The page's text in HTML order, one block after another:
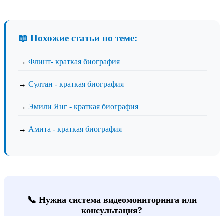
📖 Похожие статьи по теме:
→ Флинт- краткая биография
→ Султан - краткая биография
→ Эмили Янг - краткая биография
→ Амита - краткая биография
📞 Нужна система видеомониторинга или
консультация?